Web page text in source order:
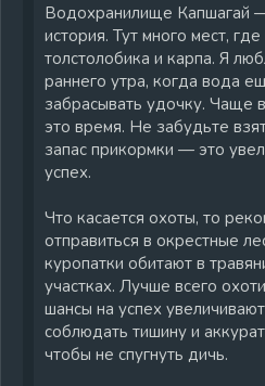
Водохранилище Капшагай
история. Тут много мест,
толстолобика и карпа. Я
раннего утра, когда вода
забрасывать удочку. Чаще
это время. Не забудьте
запас прикормки — это
успех.
Что касается охоты, то
отправиться в окрестные
куропатки обитают в
участках. Лучше всего
шансы на успех
соблюдать тишину и
чтобы не спугнуть дичь.